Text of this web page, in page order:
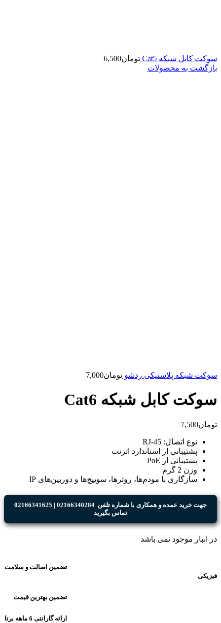
سوکت کابل شبکه Cat5 تومان6,500
بازگشت به محصولات
سوکت شبکه پلاستیکی ردشو تومان7,000
سوکت کابل شبکه Cat6
تومان7,500
نوع اتصال: RJ-45
پشتیبانی از استاندارد اترنت
پشتیبانی از PoE
وزن 2 گرم
سازگاری با مودم‌ها، روترها، سوییچ‌ها و دوربین‌های IP
جهت خرید عمده و همکاری با شماره تلفن 02166340284 | 02166341625
تماس بگیرید
در انبار موجود نمی باشد
تضمین اصالت و سلامت
فیزیکی
تضمین بهترین قیمت
ارائه گارانتی 6 ماهه برتا